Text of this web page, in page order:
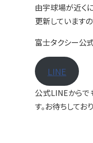
由宇球場が近く
更新しています
富士タクシー公
LINE
公式LINEから
す。お待ちしてお